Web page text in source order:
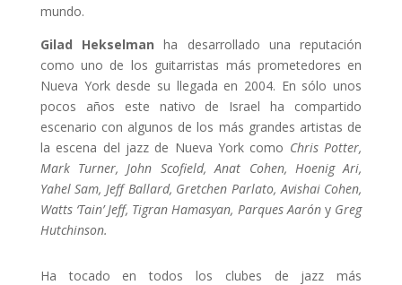
mundo.
Gilad Hekselman ha desarrollado una reputación
como uno de los guitarristas más prometedores en
Nueva York desde su llegada en 2004. En sólo unos
pocos años este nativo de Israel ha compartido
escenario con algunos de los más grandes artistas de
la escena del jazz de Nueva York como Chris Potter,
Mark Turner, John Scofield, Anat Cohen, Hoenig Ari,
Yahel Sam, Jeff Ballard, Gretchen Parlato, Avishai Cohen,
Watts ‘Tain’ Jeff, Tigran Hamasyan, Parques Aaróny Greg
Hutchinson.
Ha tocado en todos los clubes de jazz más